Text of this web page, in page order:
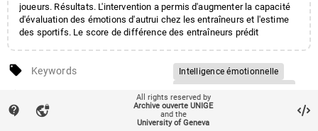
joueurs. Résultats. L'intervention a permis d'augmenter la capacité
d'évaluation des émotions d'autrui chez les entraîneurs et l'estime
des sportifs. Le score de différence des entraîneurs prédit
sur des variables liées au bien-être et à la santé mentale.
local_offer Keywords
Intelligence émotionnelle
Entraînement
Activité physique
Faculté de psychologie et des
sciences de l'éducation
Section de psychologie
contact_support vpn_lock
All rights reserved by
Archive ouverte UNIGE
and the
University of Geneva